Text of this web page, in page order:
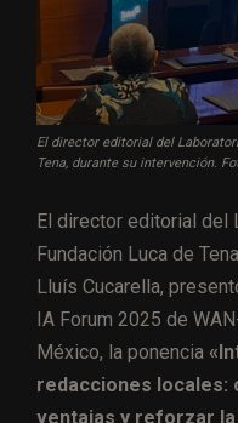
El director editorial del
Tena, durante su intervención.
El director editorial del
Fundación Luca de
Lluís Cucarella,
IA Forum 2025 de
México, la ponencia
redacciones locales:
ventajas y reforzar la